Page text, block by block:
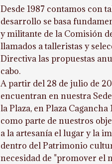
Desde 1987 contamos con
desarrollo se basa
y militante de la Comisión
llamados a talleristas y
Directiva las propuestas
cabo.
A partir del 28 de julio de
encuentran en nuestra
la Plaza, en Plaza
como parte de nuestros
a la artesanía el lugar y la
dentro del Patrimonio
necesidad de "promover el